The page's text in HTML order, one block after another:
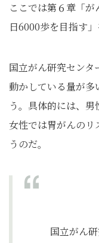
ここでは第６章「
日6000歩を目指す」
国立がん研究セン
動かしている量が
う。具体的には、男
女性では胃がんのリ
うのだ。
国立がん